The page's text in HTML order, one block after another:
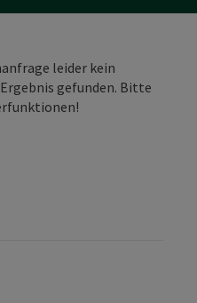
leider kein
gefunden. Bitte